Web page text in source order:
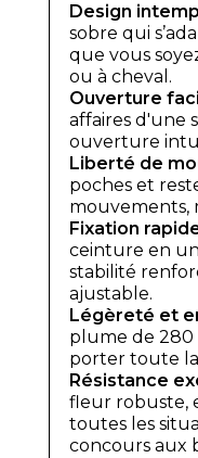
Design
sobre qui
que vous
ou à cheval.
Ouverture
affaires d'une
ouverture
Liberté de
poches et
mouvements,
Fixation
ceinture en
stabilité
ajustable.
Légèreté et
plume de 280
porter toute
Résistance
fleur robuste,
toutes les
concours aux